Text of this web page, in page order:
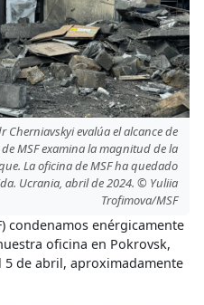
Cherniavskyi evalúa el alcance de
MSF examina la magnitud de la
La oficina de MSF ha quedado
Ucrania, abril de 2024. © Yuliia
Trofimova/MSF
condenamos enérgicamente
oficina en Pokrovsk,
5 de abril, aproximadamente